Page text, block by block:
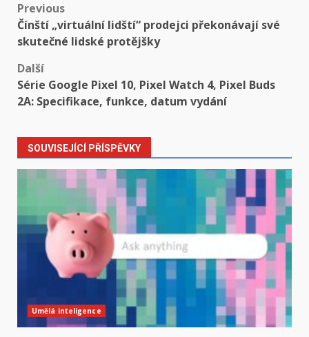
Post
navigation
Previous
Čínští „virtuální lidští“ prodejci překonávají své
skutečné lidské protějšky
Další
Série Google Pixel 10, Pixel Watch 4, Pixel Buds
2A: Specifikace, funkce, datum vydání
SOUVISEJÍCÍ PŘÍSPĚVKY
Umělá inteligence